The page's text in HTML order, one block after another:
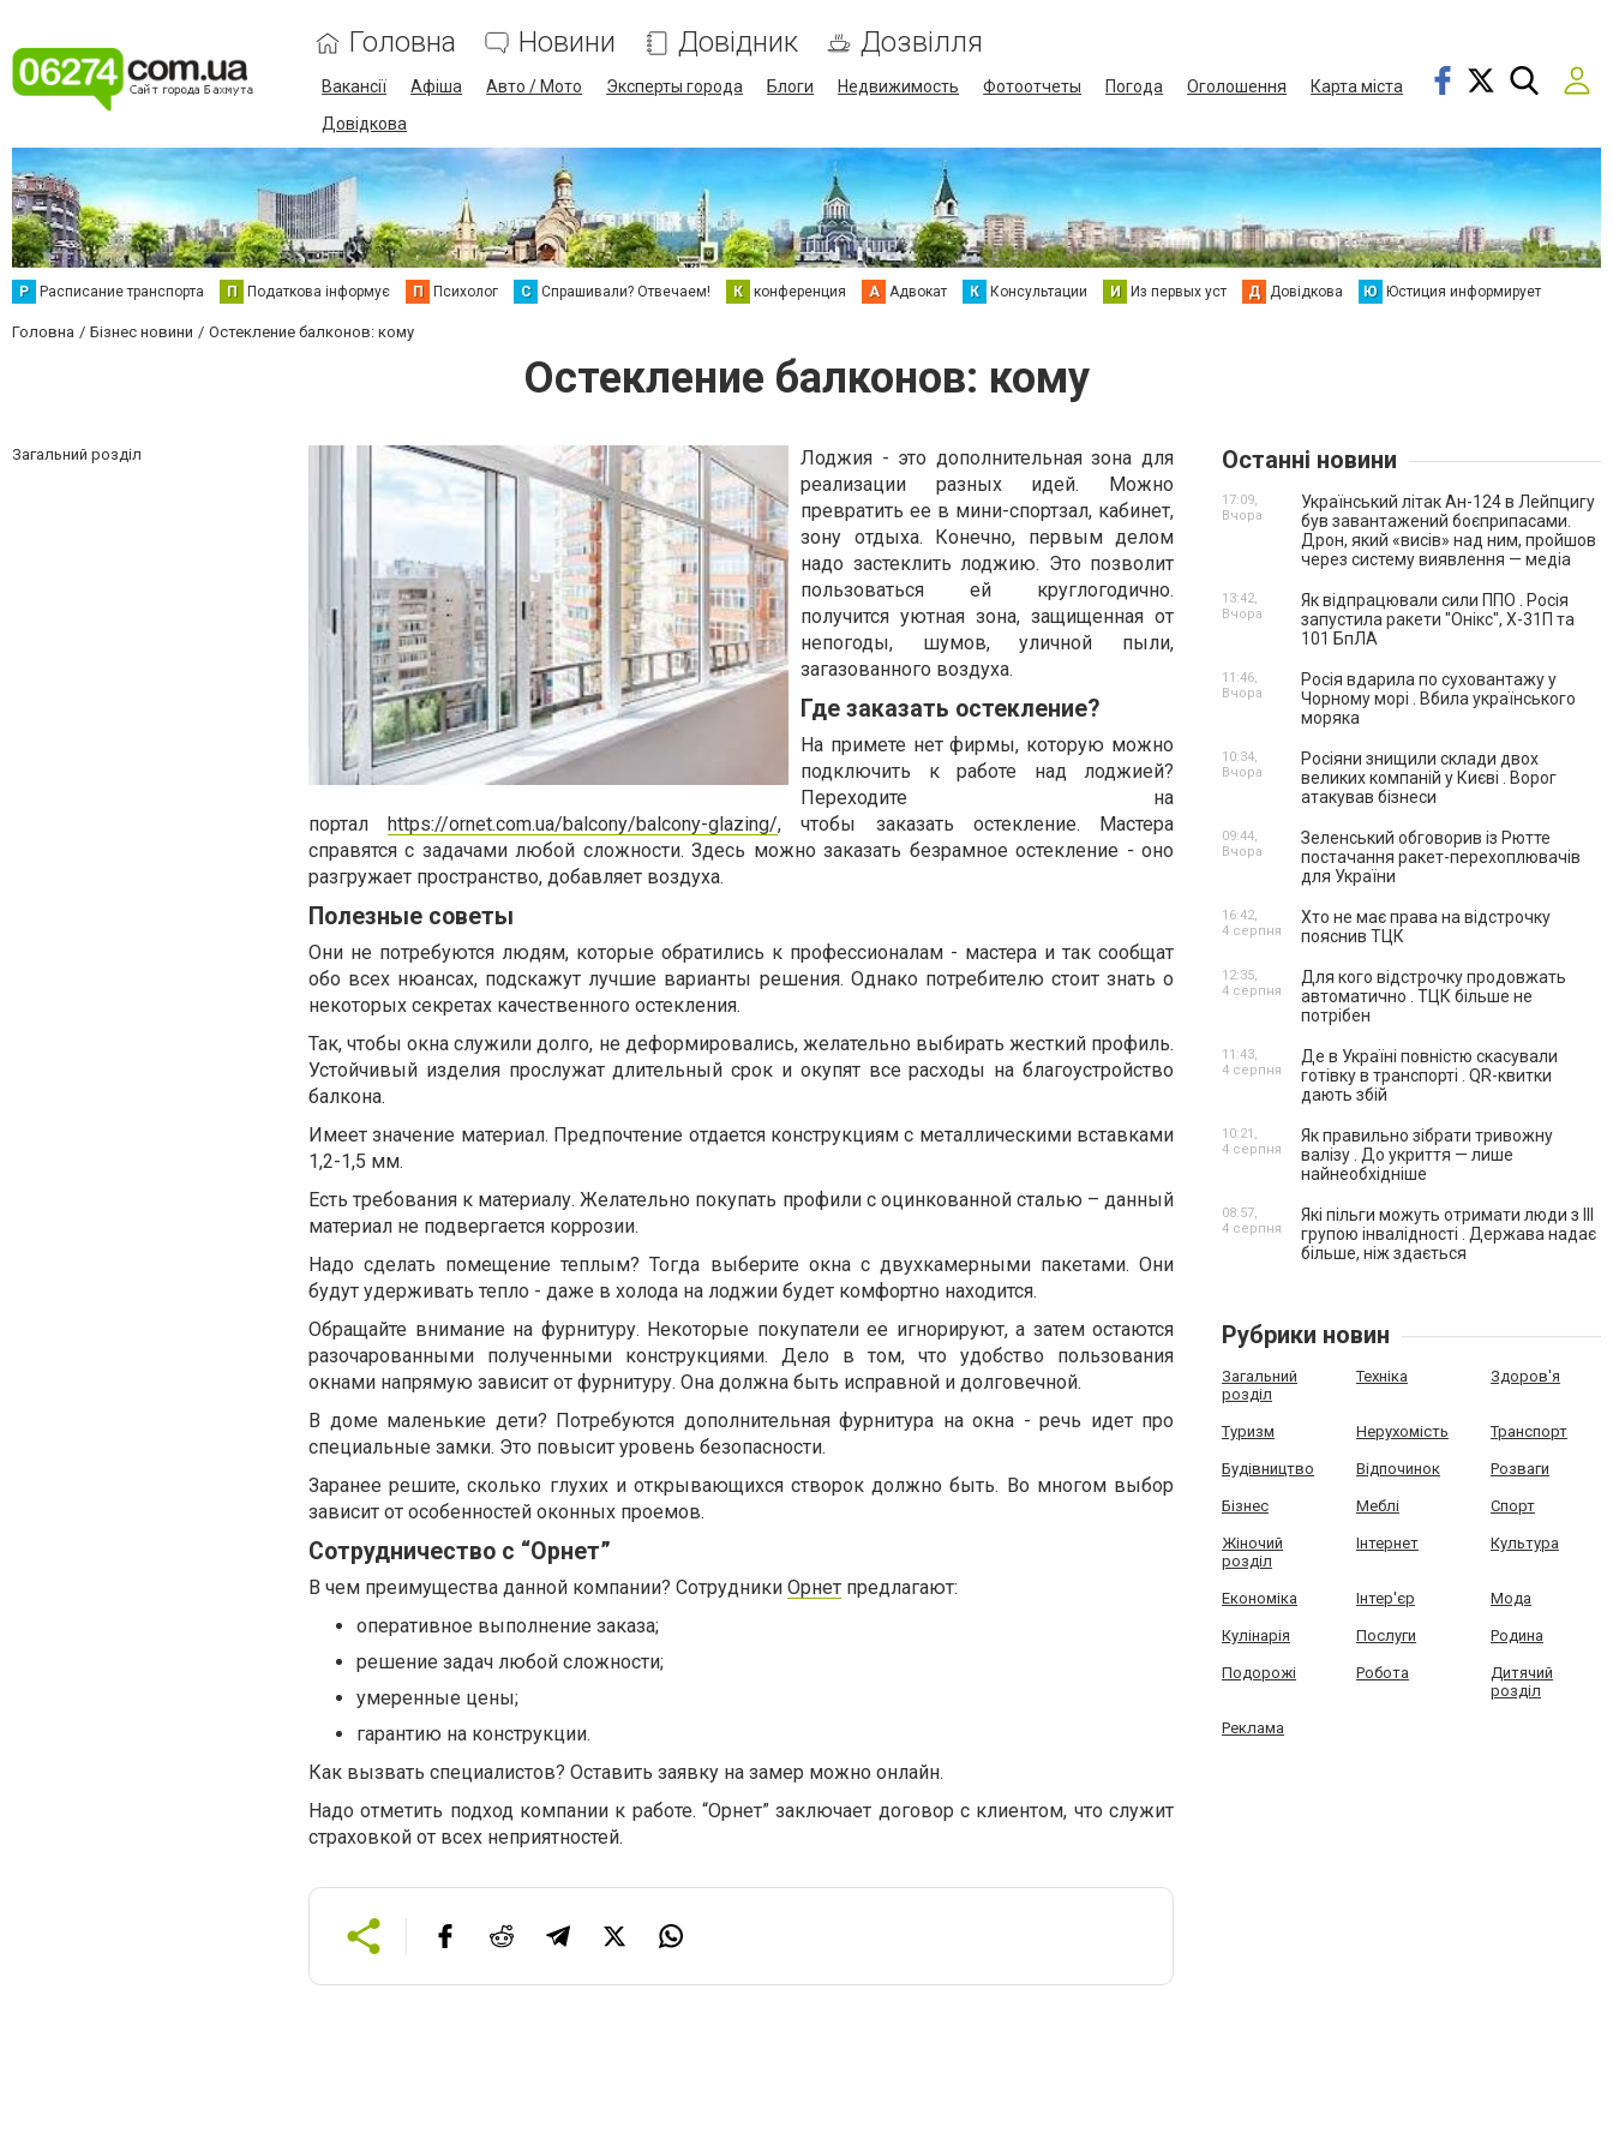
Головна Новини Довідник Дозвілля
Вакансії Афіша Авто / Мото Эксперты города Блоги Недвижимость Фотоотчеты Погода Оголошення
Карта міста
Довідкова
Р Расписание транспорта П Податкова інформує П Психолог С Спрашивали? Отвечаем! К конференция А Адвокат К Консультации И Из первых уст Д Довідкова Ю Юстиция информирует
Головна Бізнес новини Остекление балконов: кому
Остекление балконов: кому
Загальний розділ
Лоджия - это дополнительная зона для
реализации разных идей. Можно
превратить ее в мини-спортзал, кабинет,
зону отдыха. Конечно, первым делом
надо застеклить лоджию. Это позволит
пользоваться ей круглогодично.
получится уютная зона, защищенная от
непогоды, шумов, уличной пыли,
загазованного воздуха.
Где заказать остекление?
На примете нет фирмы, которую можно
подключить к работе над лоджией?
Переходите на
порталhttps://ornet.com.ua/balcony/balcony-glazing/, чтобы заказать остекление. Мастера
справятся с задачами любой сложности. Здесь можно заказать безрамное остекление - оно
разгружает пространство, добавляет воздуха.
Полезные советы
Они не потребуются людям, которые обратились к профессионалам - мастера и так сообщат
обо всех нюансах, подскажут лучшие варианты решения. Однако потребителю стоит знать о
некоторых секретах качественного остекления.
Так, чтобы окна служили долго, не деформировались, желательно выбирать жесткий профиль.
Устойчивый изделия прослужат длительный срок и окупят все расходы на благоустройство
балкона.
Имеет значение материал. Предпочтение отдается конструкциям с металлическими вставками
1,2-1,5 мм.
Есть требования к материалу. Желательно покупать профили с оцинкованной сталью – данный
материал не подвергается коррозии.
Надо сделать помещение теплым? Тогда выберите окна с двухкамерными пакетами. Они
будут удерживать тепло - даже в холода на лоджии будет комфортно находится.
Обращайте внимание на фурнитуру. Некоторые покупатели ее игнорируют, а затем остаются
разочарованными полученными конструкциями. Дело в том, что удобство пользования
окнами напрямую зависит от фурнитуру. Она должна быть исправной и долговечной.
В доме маленькие дети? Потребуются дополнительная фурнитура на окна - речь идет про
специальные замки. Это повысит уровень безопасности.
Заранее решите, сколько глухих и открывающихся створок должно быть. Во многом выбор
зависит от особенностей оконных проемов.
Сотрудничество с “Орнет”
В чем преимущества данной компании? Сотрудники Орнет предлагают:
оперативное выполнение заказа;
решение задач любой сложности;
умеренные цены;
гарантию на конструкции.
Как вызвать специалистов? Оставить заявку на замер можно онлайн.
Надо отметить подход компании к работе. “Орнет” заключает договор с клиентом, что служит
страховкой от всех неприятностей.
Останні новини
Український літак Ан-124 в Лейпцигу
був завантажений боєприпасами.
Дрон, який «висів» над ним, пройшов
через систему виявлення — медіа
17:09,
Вчора
Як відпрацювали сили ППО . Росія
запустила ракети "Онікс", Х-31П та
101 БпЛА
13:42,
Вчора
Росія вдарила по суховантажу у
Чорному морі . Вбила українського
моряка
11:46,
Вчора
Росіяни знищили склади двох
великих компаній у Києві . Ворог
атакував бізнеси
10:34,
Вчора
Зеленський обговорив із Рютте
постачання ракет-перехоплювачів
для України
09:44,
Вчора
Хто не має права на відстрочку
пояснив ТЦК
16:42,
4 серпня
Для кого відстрочку продовжать
автоматично . ТЦК більше не
потрібен
12:35,
4 серпня
Де в Україні повністю скасували
готівку в транспорті . QR-квитки
дають збій
11:43,
4 серпня
Як правильно зібрати тривожну
валізу . До укриття — лише
найнеобхідніше
10:21,
4 серпня
Які пільги можуть отримати люди з III
групою інвалідності . Держава надає
більше, ніж здається
08:57,
4 серпня
Рубрики новин
Загальний
розділ
Техніка Здоров'я
Туризм Нерухомість Транспорт
Будівництво Відпочинок Розваги
Бізнес Меблі Спорт
Жіночий
розділ
Інтернет Культура
Економіка Інтер'єр Мода
Кулінарія Послуги Родина
Подорожі Робота
Дитячий
розділ
Реклама